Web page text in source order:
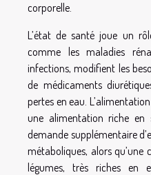
corporelle.
L’état de santé joue un
comme les maladies
infections, modifient les
de médicaments
pertes en eau.
une alimentation riche en
demande supplémentaire
métaboliques, alors
légumes, très riches en